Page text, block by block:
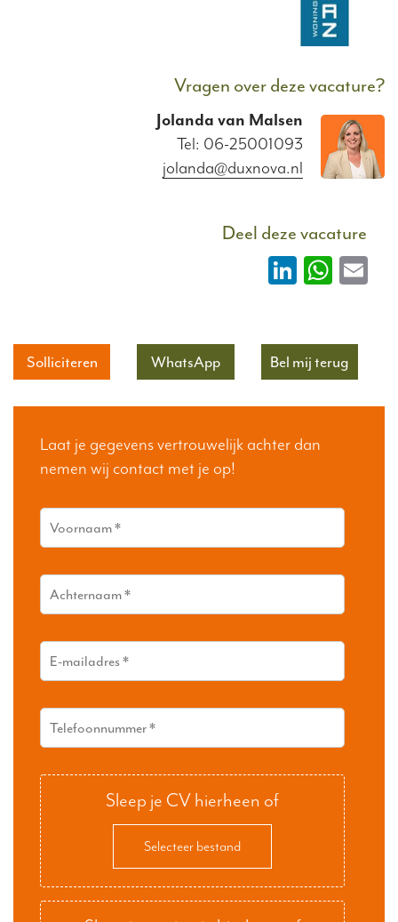
Vragen over deze vacature?
Jolanda van Malsen
Tel: 06-25001093
jolanda@duxnova.nl
Deel deze vacature
LinkedIn
Solliciteren WhatsApp Bel mij terug
Laat je gegevens vertrouwelijk achter dan
nemen wij contact met je op!
Sleep je CV hierheen of
Selecteer bestand